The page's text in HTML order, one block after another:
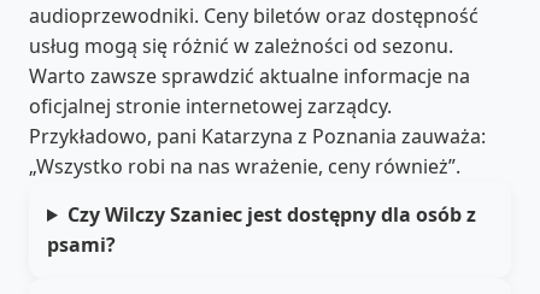
audioprzewodniki. Ceny biletów oraz dostępność
usług mogą się różnić w zależności od sezonu.
Warto zawsze sprawdzić aktualne informacje na
oficjalnej stronie internetowej zarządcy.
Przykładowo, pani Katarzyna z Poznania zauważa:
„Wszystko robi na nas wrażenie, ceny również”.
Czy Wilczy Szaniec jest dostępny dla osób z
psami?